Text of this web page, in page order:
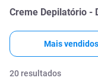
Creme Depilatório -
Mais vendidos
20 resultados